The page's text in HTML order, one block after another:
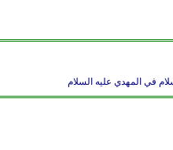
في المهدي عليه السلام